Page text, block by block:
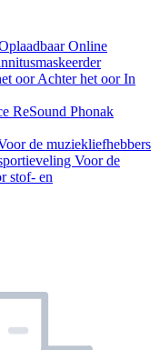
Online
oorAchter het oorIn
ReSound Phonak
de muziekliefhebbers
Voor de
stof- en